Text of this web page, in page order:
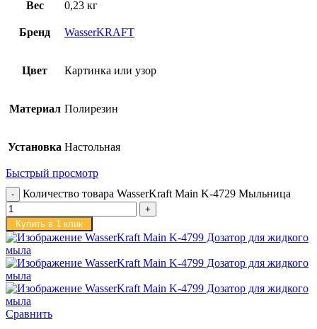
Вес
0,23 кг
Бренд WasserKRAFT
Цвет Картинка или узор
Материал Полирезин
Установка Настольная
Быстрый просмотр
Количество товара WasserKraft Main K-4729 Мыльница
Купить в 1 клик
Сравнить